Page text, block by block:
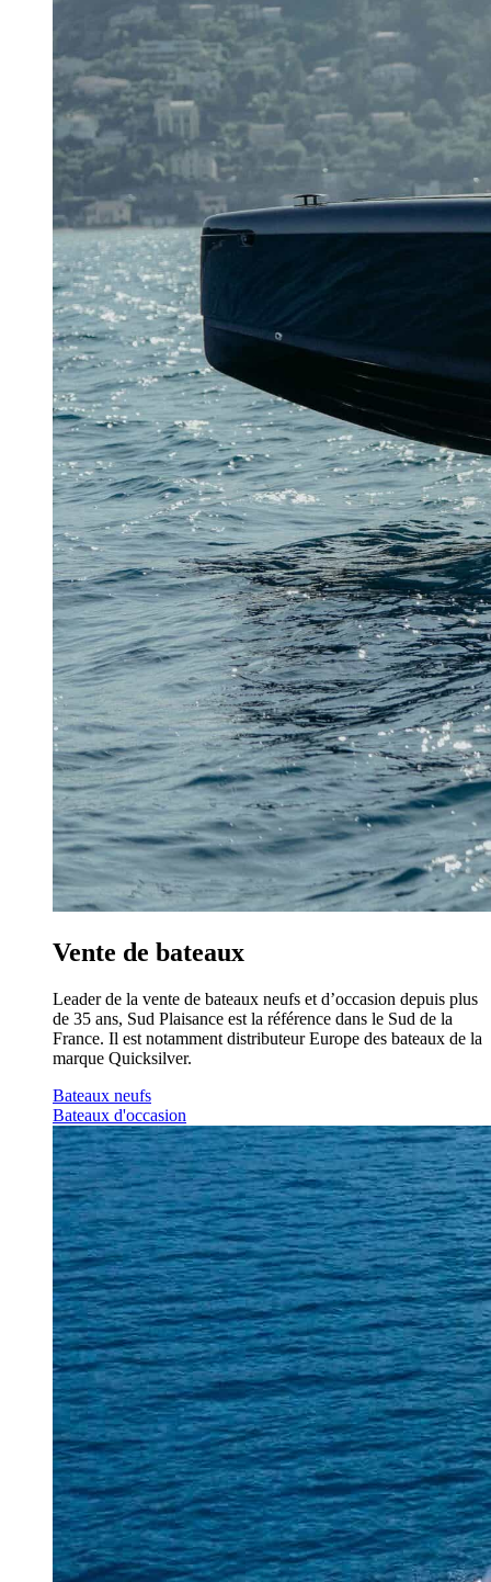
Vente de bateaux
Leader de la vente de bateaux neufs et d’occasion depuis plus
de 35 ans, Sud Plaisance est la référence dans le Sud de la
France. Il est notamment distributeur Europe des bateaux de la
marque Quicksilver.
Bateaux neufs
Bateaux d'occasion